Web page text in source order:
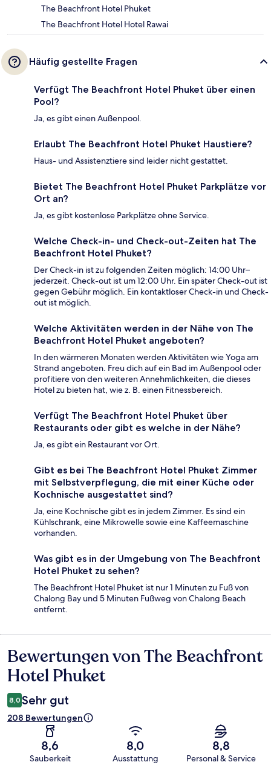
The Beachfront Hotel Phuket
The Beachfront Hotel Hotel Rawai
Häufig gestellte Fragen
Verfügt The Beachfront Hotel Phuket über einen
Pool?
Ja, es gibt einen Außenpool.
Erlaubt The Beachfront Hotel Phuket Haustiere?
Haus- und Assistenztiere sind leider nicht gestattet.
Bietet The Beachfront Hotel Phuket Parkplätze vor
Ort an?
Ja, es gibt kostenlose Parkplätze ohne Service.
Welche Check-in- und Check-out-Zeiten hat The
Beachfront Hotel Phuket?
Der Check-in ist zu folgenden Zeiten möglich: 14:00 Uhr–
jederzeit. Check-out ist um 12:00 Uhr. Ein später Check-out ist
gegen Gebühr möglich. Ein kontaktloser Check-in und Check-
out ist möglich.
Welche Aktivitäten werden in der Nähe von The
Beachfront Hotel Phuket angeboten?
In den wärmeren Monaten werden Aktivitäten wie Yoga am
Strand angeboten. Freu dich auf ein Bad im Außenpool oder
profitiere von den weiteren Annehmlichkeiten, die dieses
Hotel zu bieten hat, wie z. B. einen Fitnessbereich.
Verfügt The Beachfront Hotel Phuket über
Restaurants oder gibt es welche in der Nähe?
Ja, es gibt ein Restaurant vor Ort.
Gibt es bei The Beachfront Hotel Phuket Zimmer
mit Selbstverpflegung, die mit einer Küche oder
Kochnische ausgestattet sind?
Ja, eine Kochnische gibt es in jedem Zimmer. Es sind ein
Kühlschrank, eine Mikrowelle sowie eine Kaffeemaschine
vorhanden.
Was gibt es in der Umgebung von The Beachfront
Hotel Phuket zu sehen?
The Beachfront Hotel Phuket ist nur 1 Minuten zu Fuß von
Chalong Bay und 5 Minuten Fußweg von Chalong Beach
entfernt.
Bewertungen
Bewertungen von The Beachfront
Hotel Phuket
8,0 Sehr gut
208 Bewertungen
8,6
Sauberkeit
8,0
Ausstattung
8,8
Personal & Service